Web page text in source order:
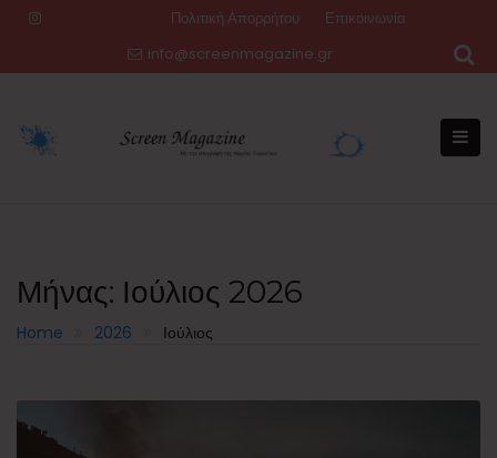
Πολιτική Απορρήτου
Επικοινωνία
info@screenmagazine.gr
Μήνας: Ιούλιος 2026
Home 2026 Ιούλιος